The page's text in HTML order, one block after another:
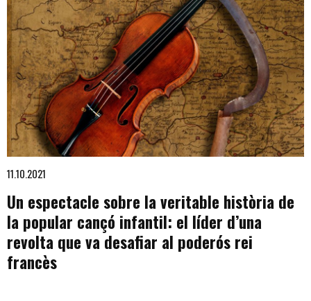
Diapositiva 1 de 1
11.10.2021
Un espectacle sobre la veritable història de
la popular cançó infantil: el líder d’una
revolta que va desafiar al poderós rei
francès